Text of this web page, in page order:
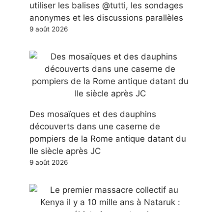
utiliser les balises @tutti, les sondages
anonymes et les discussions parallèles
9 août 2026
Des mosaïques et des dauphins
découverts dans une caserne de
pompiers de la Rome antique datant du
IIe siècle après JC
9 août 2026